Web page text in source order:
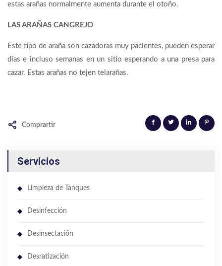
estas arañas normalmente aumenta durante el otoño.
LAS ARAÑAS CANGREJO
Este tipo de araña son cazadoras muy pacientes, pueden esperar
días e incluso semanas en un sitio esperando a una presa para
cazar. Estas arañas no tejen telarañas.
Comprartir
Servicios
Limpieza de Tanques
Desinfección
Desinsectación
Desratización